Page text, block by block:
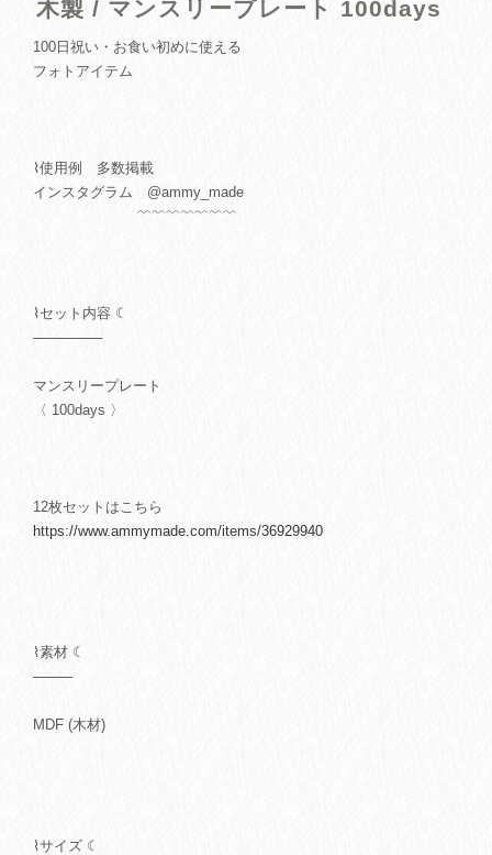
木製 / マンスリープレート 100days
100日祝い・お食い初めに使える
フォトアイテム
⌇使用例 多数掲載
インスタグラム @ammy_made
﹌﹌﹌﹌﹌﹌﹌
⌇セット内容 ☾
───────
マンスリープレート
〈 100days 〉
12枚セットはこちら
https://www.ammymade.com/items/36929940
⌇素材 ☾
────
MDF (木材)
⌇サイズ ☾